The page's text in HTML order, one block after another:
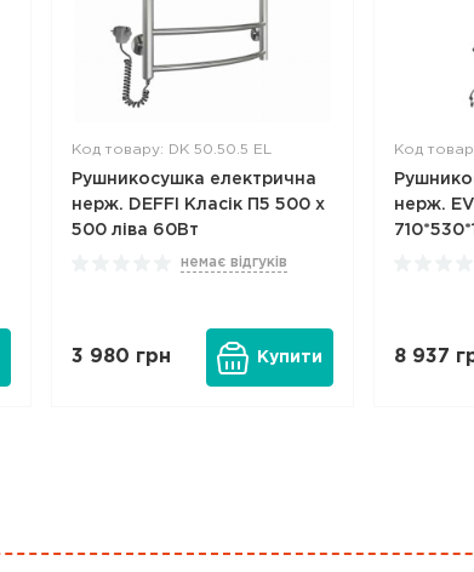
Код товару: DK 50.50.5 EL
Рушникосушка електрична
нерж. DEFFI Класік П5 500 х
500 ліва 60Вт
немає відгуків
3 980 грн Купити
Код
нерж.
8 937